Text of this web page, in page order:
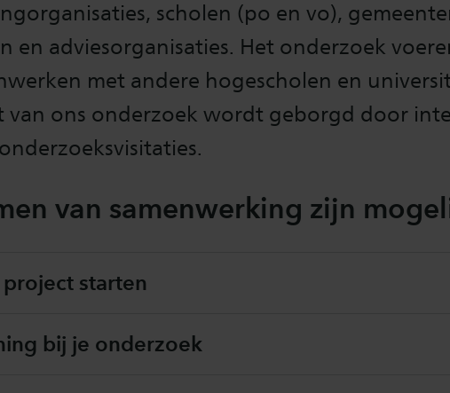
scholen (po en vo),
en adviesorganisaties. Het onderzoek
met andere hogescholen en
van ons onderzoek wordt geborgd door
van samenwerking zijn
starten
bij je onderzoek